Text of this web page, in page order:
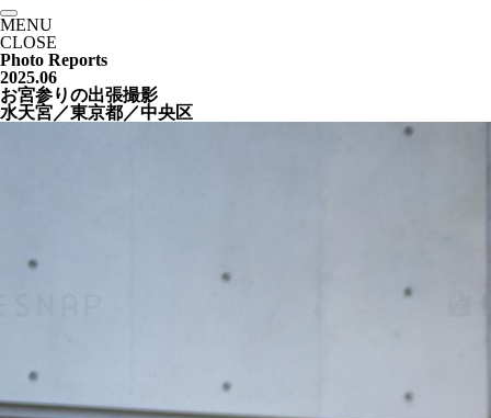
MENU
CLOSE
Photo Reports
2025.06
お宮参りの出張撮影
水天宮／東京都／中央区